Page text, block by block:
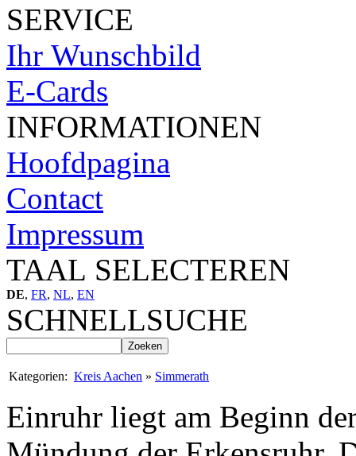
SERVICE
Ihr Wunschbild
E-Cards
INFORMATIONEN
Hoofdpagina
Contact
Impressum
TAAL SELECTEREN
DE, FR, NL, EN
SCHNELLSUCHE
Kategorien: Kreis Aachen » Simmerath
Einruhr liegt am Beginn